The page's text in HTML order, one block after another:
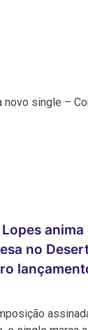
novo single –
no